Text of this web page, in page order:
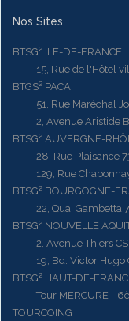
Nos Sites
BTSG² ILE-DE-FRANCE
15, Rue de l'Hôtel
BTGS² PACA
51, Rue Maréchal
2, Avenue Aristide
BTSG² AUVERGNE-
28, Rue Plaisance
129, Rue
BTSG² BOURGOGNE-
22, Quai Gambetta
BTSG² NOUVELLE
2, Avenue Thiers CS
19, Bd. Victor Hugo
BTSG² HAUT-DE-
Tour MERCURE -
TOURCOING